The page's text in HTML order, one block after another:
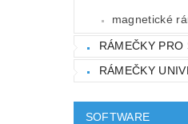
magnetické
RÁMEČKY PRO
RÁMEČKY
SOFTWARE